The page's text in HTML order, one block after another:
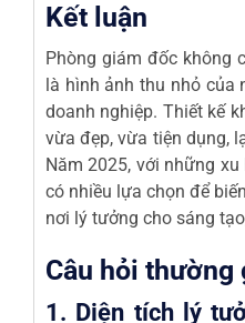
Kết luận
Phòng giám đốc không
là hình ảnh thu nhỏ
doanh nghiệp. Thiết kế
vừa đẹp, vừa tiện dụng,
Năm 2025, với những
có nhiều lựa chọn để
nơi lý tưởng cho sáng
Câu hỏi thường
1. Diện tích lý